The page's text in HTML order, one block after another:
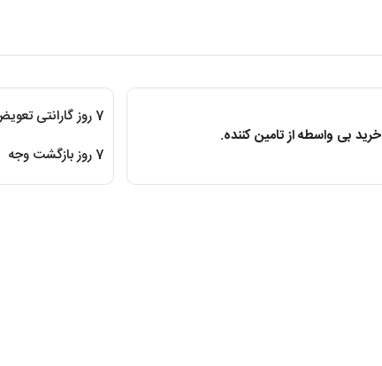
خرید بی واسطه از تامین کننده.
7 روز گارانتی تعویض
7 روز بازگشت وجه